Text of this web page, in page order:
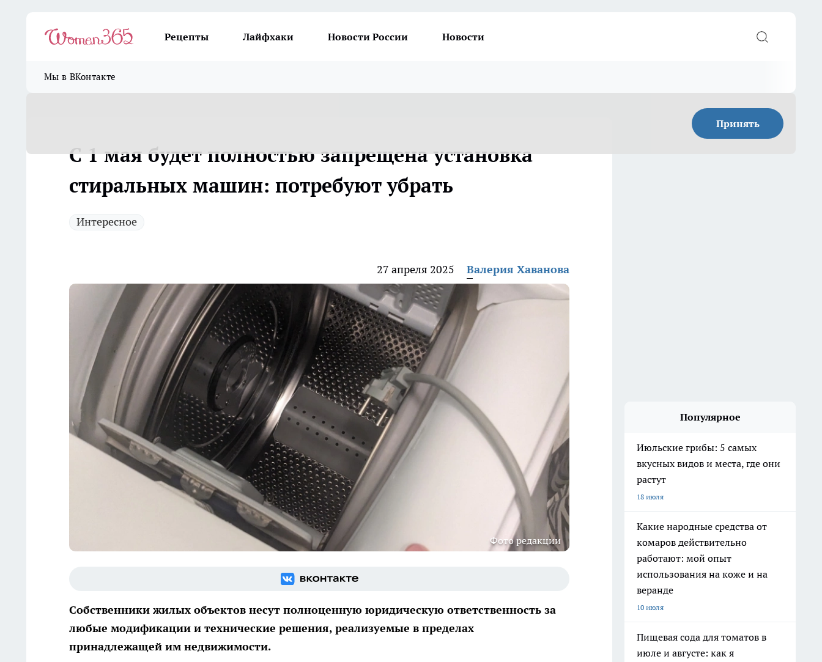
Рецепты Лайфхаки Новости России Новости
Мы в ВКонтакте
Принять
С 1 мая будет полностью запрещена установка
стиральных машин: потребуют убрать
Интересное
27 апреля 2025 Валерия Хаванова
Фото редакции
Собственники жилых объектов несут полноценную юридическую ответственность за
любые модификации и технические решения, реализуемые в пределах
принадлежащей им недвижимости.
Популярное
Июльские грибы: 5 самых
вкусных видов и места, где они
растут
18 июля
Какие народные средства от
комаров действительно
работают: мой опыт
использования на коже и на
веранде
10 июля
Пищевая сода для томатов в
июле и августе: как я